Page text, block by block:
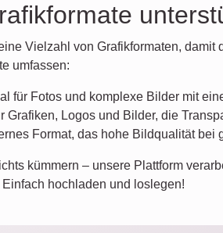
Vielzahl von Grafikformaten,
umfassen:
für Fotos und komplexe Bilder mit
Grafiken, Logos und Bilder, die
Format, das hohe Bildqualität
kümmern – unsere Plattform
Einfach hochladen und loslegen!